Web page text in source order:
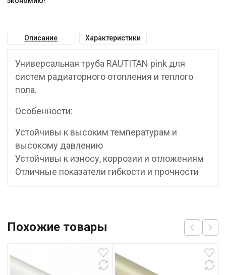
Описание Характеристики
Универсальная труба RAUTITAN pink для
систем радиаторного отопления и теплого
пола.
Особенности:
Устойчивы к высоким температурам и
высокому давлению
Устойчивы к износу, коррозии и отложениям
Отличные показатели гибкости и прочности
Похожие товары